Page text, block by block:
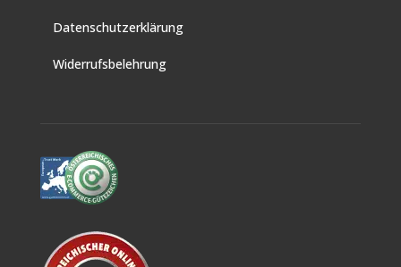
Datenschutzerklärung
Widerrufsbelehrung